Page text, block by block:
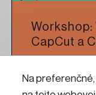
Na
Workshop:
CapCut a
Čítať viac